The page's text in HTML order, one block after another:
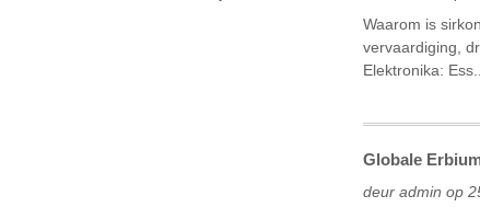
Waarom is
vervaardiging,
Elektronika: Ess...
Globale
deur admin op